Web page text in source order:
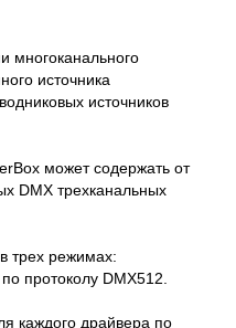
многоканального
источника
источников
может содержать от
DMX трехканальных
трех режимах:
протоколу DMX512.
каждого драйвера по